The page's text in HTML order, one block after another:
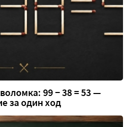
99 − 38 = 53 —
за один ход